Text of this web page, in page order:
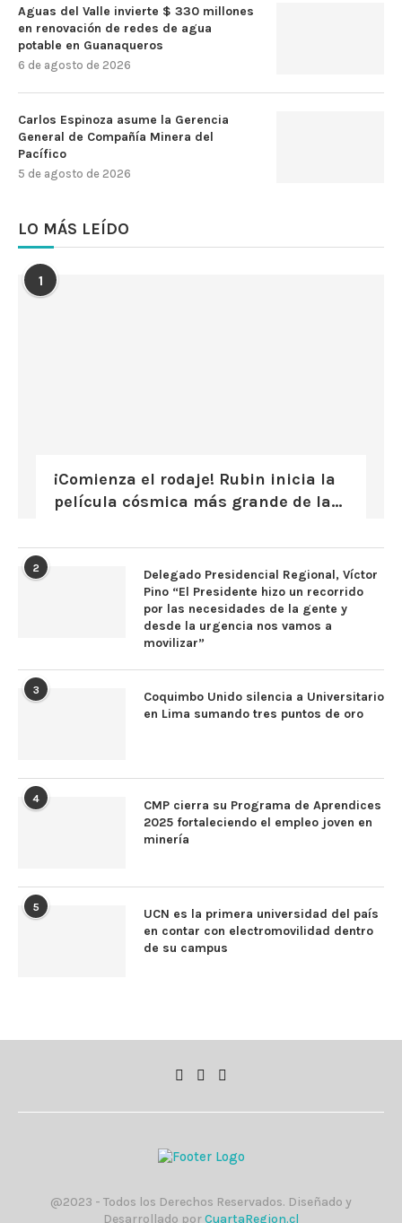
Aguas del Valle invierte $ 330 millones
en renovación de redes de agua
potable en Guanaqueros
6 de agosto de 2026
Carlos Espinoza asume la Gerencia
General de Compañía Minera del
Pacífico
5 de agosto de 2026
LO MÁS LEÍDO
1
¡Comienza el rodaje! Rubin inicia la
película cósmica más grande de la...
2
Delegado Presidencial Regional, Víctor
Pino “El Presidente hizo un recorrido
por las necesidades de la gente y
desde la urgencia nos vamos a
movilizar”
3
Coquimbo Unido silencia a Universitario
en Lima sumando tres puntos de oro
4
CMP cierra su Programa de Aprendices
2025 fortaleciendo el empleo joven en
minería
5
UCN es la primera universidad del país
en contar con electromovilidad dentro
de su campus
@2023 - Todos los Derechos Reservados. Diseñado y
Desarrollado porCuartaRegion.cl